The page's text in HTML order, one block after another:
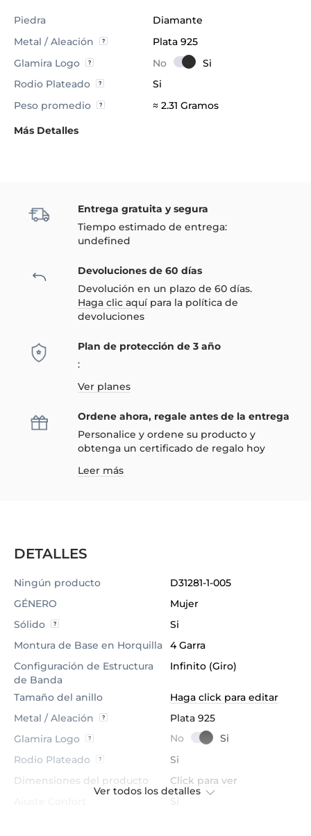
Piedra
Diamante
Metal / Aleación
Plata 925
Glamira Logo
Rodio Plateado
Si
Peso promedio
≈ 2.31 Gramos
Más Detalles
Entrega gratuita y segura
Tiempo estimado de entrega:
undefined
Devoluciones de 60 días
Devolución en un plazo de 60 días.
Haga clic aquí para la política de
devoluciones
Plan de protección de 3 año
:
Ver planes
Ordene ahora, regale antes de la entrega
Personalice y ordene su producto y
obtenga un certificado de regalo hoy
Leer más
DETALLES
Ningún producto
D31281-1-005
GÉNERO
Mujer
Sólido
Si
Montura de Base en Horquilla
4 Garra
Configuración de Estructura
de Banda
Infinito (Giro)
Tamaño del anillo
Haga click para editar
Metal / Aleación
Plata 925
Glamira Logo
Rodio Plateado
Si
Dimensiones del producto
Click para ver
Si
Ver todos los detalles